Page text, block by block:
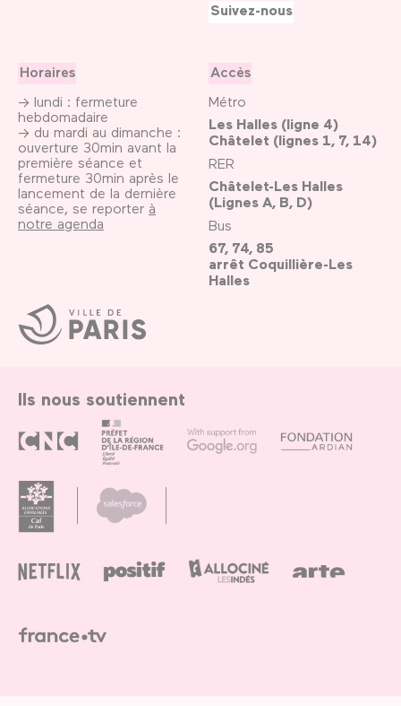
Ville
de
Paris
Horaires
→ lundi : fermeture
hebdomadaire
→ du mardi au dimanche :
ouverture 30min avant la
première séance et
fermeture 30min après le
lancement de la dernière
séance, se reporter à
notre agenda
Accès
Métro
Les Halles (ligne 4)
Châtelet (lignes 1, 7, 14)
RER
Châtelet-Les Halles
(Lignes A, B, D)
Bus
67, 74, 85
arrêt Coquillière-Les
Halles
Suivez-nous
Ils nous soutiennent